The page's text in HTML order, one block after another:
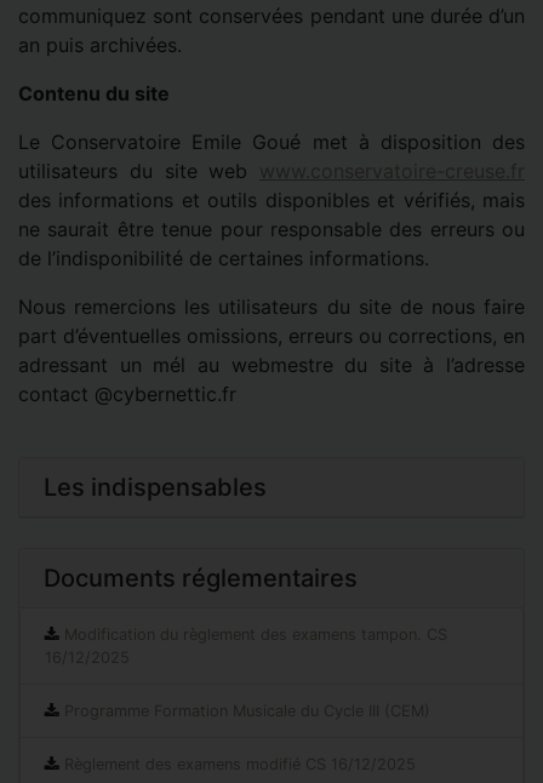
communiquez sont conservées pendant une durée d’un
an puis archivées.
Contenu du site
Le Conservatoire Emile Goué met à disposition des
utilisateurs du site web www.conservatoire-creuse.fr
des informations et outils disponibles et vérifiés, mais
ne saurait être tenue pour responsable des erreurs ou
de l’indisponibilité de certaines informations.
Nous remercions les utilisateurs du site de nous faire
part d’éventuelles omissions, erreurs ou corrections, en
adressant un mél au webmestre du site à l’adresse
contact @cybernettic.fr
Les indispensables
Documents réglementaires
Modification du règlement des examens tampon. CS
16/12/2025
Programme Formation Musicale du Cycle III (CEM)
Règlement des examens modifié CS 16/12/2025